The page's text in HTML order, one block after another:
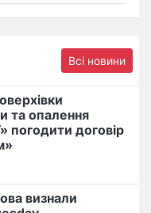
Всі новини
та опалення
погодити договір
визнали